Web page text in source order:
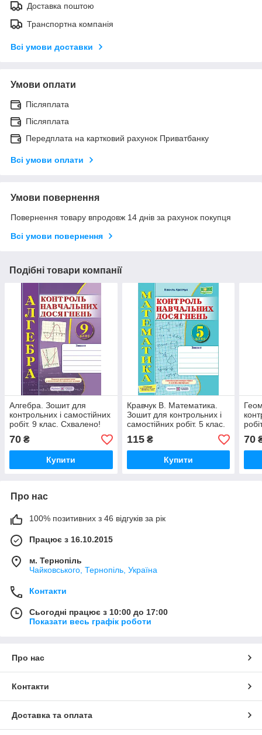
Доставка поштою
Транспортна компанія
Всі умови доставки
Умови оплати
Післяплата
Післяплата
Передплата на картковий рахунок Приватбанку
Всі умови оплати
Умови повернення
Повернення товару впродовж 14 днів за рахунок покупця
Всі умови повернення
Подібні товари компанії
Алгебра. Зошит для
контрольних і самостійних
робіт. 9 клас. Схвалено!
70 ₴
Купити
Кравчук В. Математика.
Зошит для контрольних і
самостійних робіт. 5 клас.
Схвалено!
115₴
Купити
70
Про нас
100% позитивних з 46 відгуків за рік
Працює з 16.10.2015
м. Тернопіль
Чайковського, Тернопіль, Україна
Контакти
Сьогодні працює з 10:00 до 17:00
Показати весь графік роботи
Про нас
Контакти
Доставка та оплата